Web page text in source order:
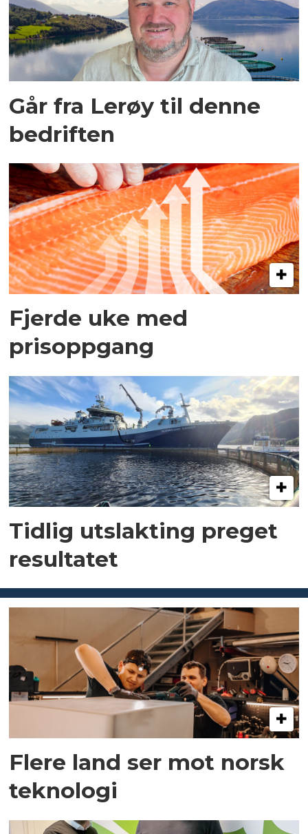
Går fra Lerøy til denne
bedriften
Fjerde uke med
prisoppgang
Tidlig utslakting preget
resultatet
Flere land ser mot norsk
teknologi